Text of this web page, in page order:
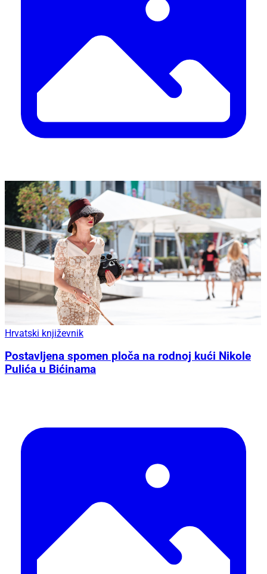
Hrvatski književnik
Postavljena spomen ploča na rodnoj kući Nikole
Pulića u Bićinama